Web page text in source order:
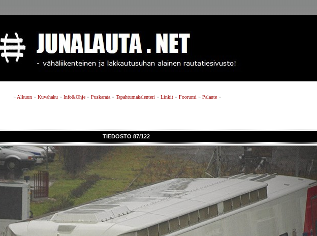
» Alkuun» Kuvahaku» Info&Ohje» Puskarata» Tapahtumakalenteri » Linkit» Foorumi » Palaute»
TIEDOSTO 87/122